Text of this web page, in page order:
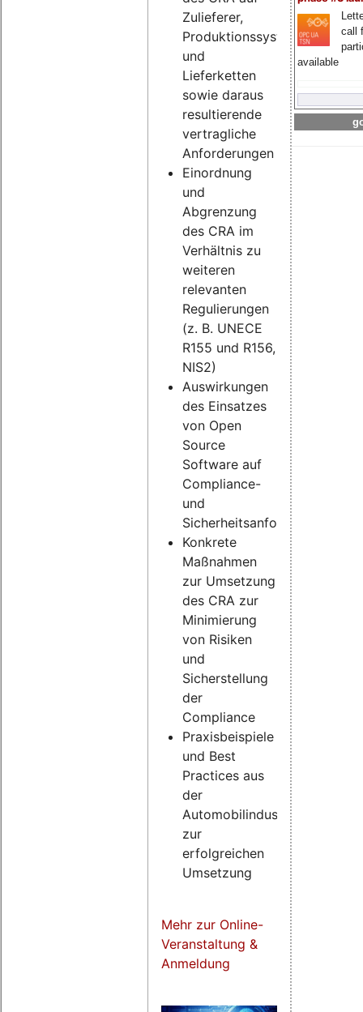
call
available
Zulieferer,
Produktionssysteme
und
Lieferketten
sowie daraus
resultierende
vertragliche
Anforderungen
Einordnung
und
Abgrenzung
des CRA im
Verhältnis zu
weiteren
relevanten
Regulierungen
(z. B. UNECE
R155 und R156,
NIS2)
Auswirkungen
des Einsatzes
von Open
Source
Software auf
Compliance-
und
Sicherheitsanforderungen
Konkrete
Maßnahmen
zur Umsetzung
des CRA zur
Minimierung
von Risiken
und
Sicherstellung
der
Compliance
Praxisbeispiele
und Best
Practices aus
der
Automobilindustrie
zur
erfolgreichen
Umsetzung
Mehr zur Online-
Veranstaltung &
Anmeldung